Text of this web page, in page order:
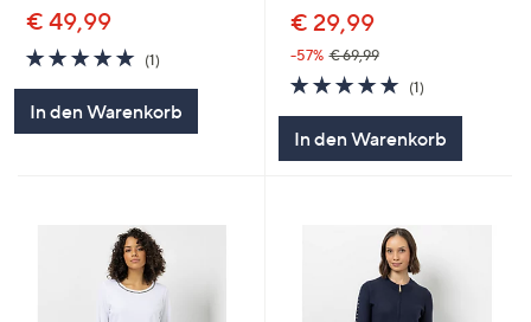
€ 49,99
5.0
von
(1)1
In den Warenkorb
€ 29,99
-57% € 69,99
5.0
von
(1)1
In den Warenkorb